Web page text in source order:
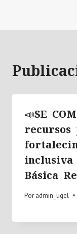
📣SE
recursos
inclusiva
Básica
Por admin_ugel